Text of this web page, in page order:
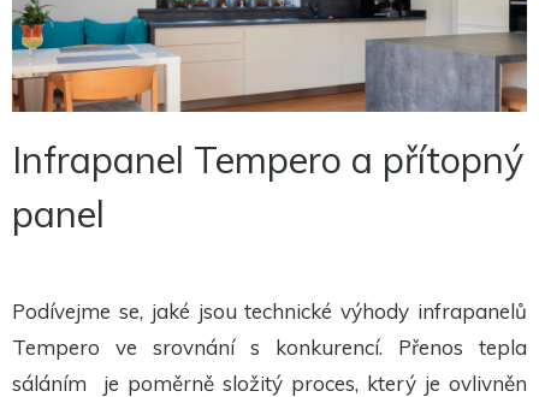
Infrapanel Tempero a přítopný
panel
Podívejme se, jaké jsou technické výhody infrapanelů
Tempero ve srovnání s konkurencí. Přenos tepla
sáláním
je poměrně složitý proces, který je ovlivněn
Tyto
cookies
nejsou
Jsou